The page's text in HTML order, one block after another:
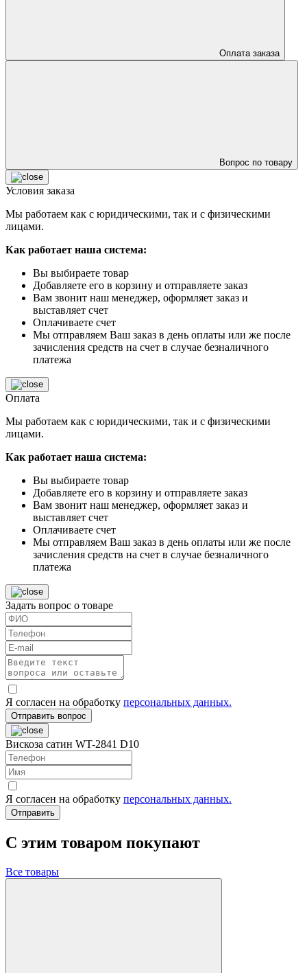
Оплата заказа
Вопрос по товару
Условия заказа
Мы работаем как с юридическими, так и с физическими
лицами.
Как работает наша система:
Вы выбираете товар
Добавляете его в корзину и отправляете заказ
Вам звонит наш менеджер, оформляет заказ и
выставляет счет
Оплачиваете счет
Мы отправляем Ваш заказ в день оплаты или же после
зачисления средств на счет в случае безналичного
платежа
Оплата
Мы работаем как с юридическими, так и с физическими
лицами.
Как работает наша система:
Вы выбираете товар
Добавляете его в корзину и отправляете заказ
Вам звонит наш менеджер, оформляет заказ и
выставляет счет
Оплачиваете счет
Мы отправляем Ваш заказ в день оплаты или же после
зачисления средств на счет в случае безналичного
платежа
Задать вопрос о товаре
Я согласен на обработку персональных данных.
Отправить вопрос
Вискоза сатин WT-2841 D10
Я согласен на обработку персональных данных.
Отправить
C этим товаром покупают
Все товары